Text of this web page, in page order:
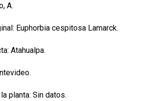
A.
Euphorbia cespitosa Lamarck.
Atahualpa.
planta: Sin datos.